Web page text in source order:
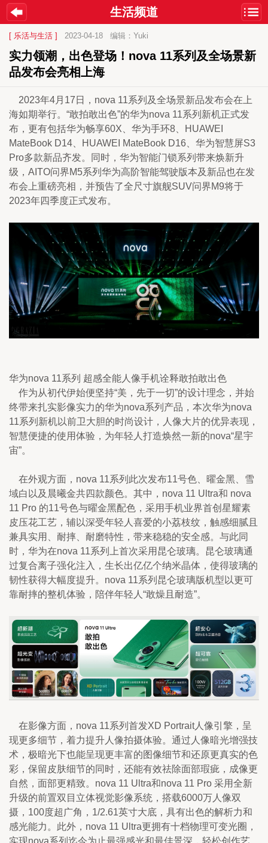
生活频道
[ 乐活与生活 ] 2023-04-18 编辑：Yuki
实力领潮，出色登场！nova 11系列及全场景新
品发布会亮相上海
2023年4月17日，nova 11系列及全场景新品发布会在上
海如期举行。“敢拍敢出色”的华为nova 11系列新机正式发
布，更有包括华为畅享60X、华为手环8、HUAWEI
MateBook D14、HUAWEI MateBook D16、华为智慧屏S3
Pro多款新品齐发。同时，华为智能门锁系列带来焕新升
级，AITO问界M5系列华为高阶智能驾驶版本及新品也在发
布会上重磅亮相，并预告了全尺寸旗舰SUV问界M9将于
2023年四季度正式发布。
华为nova 11系列 超感全能人像手机诠释敢拍敢出色
作为从初代伊始便坚持“美，先于一切”的设计理念，并始
终带来扎实影像实力的华为nova系列产品，本次华为nova
11系列新机以前卫大胆的时尚设计，人像大片的优异表现，
智慧便捷的使用体验，为年轻人打造焕然一新的nova“星宇
宙”。
在外观方面，nova 11系列此次发布11号色、曜金黑、雪
域白以及晨曦金共四款颜色。其中，nova 11 Ultra和 nova
11 Pro 的11号色与曜金黑配色，采用手机业界首创星耀素
皮压花工艺，辅以深受年轻人喜爱的小荔枝纹，触感细腻且
兼具实用、耐摔、耐磨特性，带来稳稳的安全感。与此同
时，华为在nova 11系列上首次采用昆仑玻璃。昆仑玻璃通
过复合离子强化注入，生长出亿亿个纳米晶体，使得玻璃的
韧性获得大幅度提升。nova 11系列昆仑玻璃版机型以更可
靠耐摔的整机体验，陪伴年轻人“敢燥且耐造”。
在影像方面，nova 11系列首发XD Portrait人像引擎，呈
现更多细节，着力提升人像拍摄体验。通过人像暗光增强技
术，极暗光下也能呈现更丰富的图像细节和还原更真实的色
彩，保留皮肤细节的同时，还能有效祛除面部瑕疵，成像更
自然，面部更精致。nova 11 Ultra和nova 11 Pro 采用全新
升级的前置双目立体视觉影像系统，搭载6000万人像双
摄，100度超广角，1/2.61英寸大底，具有出色的解析力和
感光能力。此外，nova 11 Ultra更拥有十档物理可变光圈，
实现nova系列迄今为止最强感光和最佳景深，轻松创作艺